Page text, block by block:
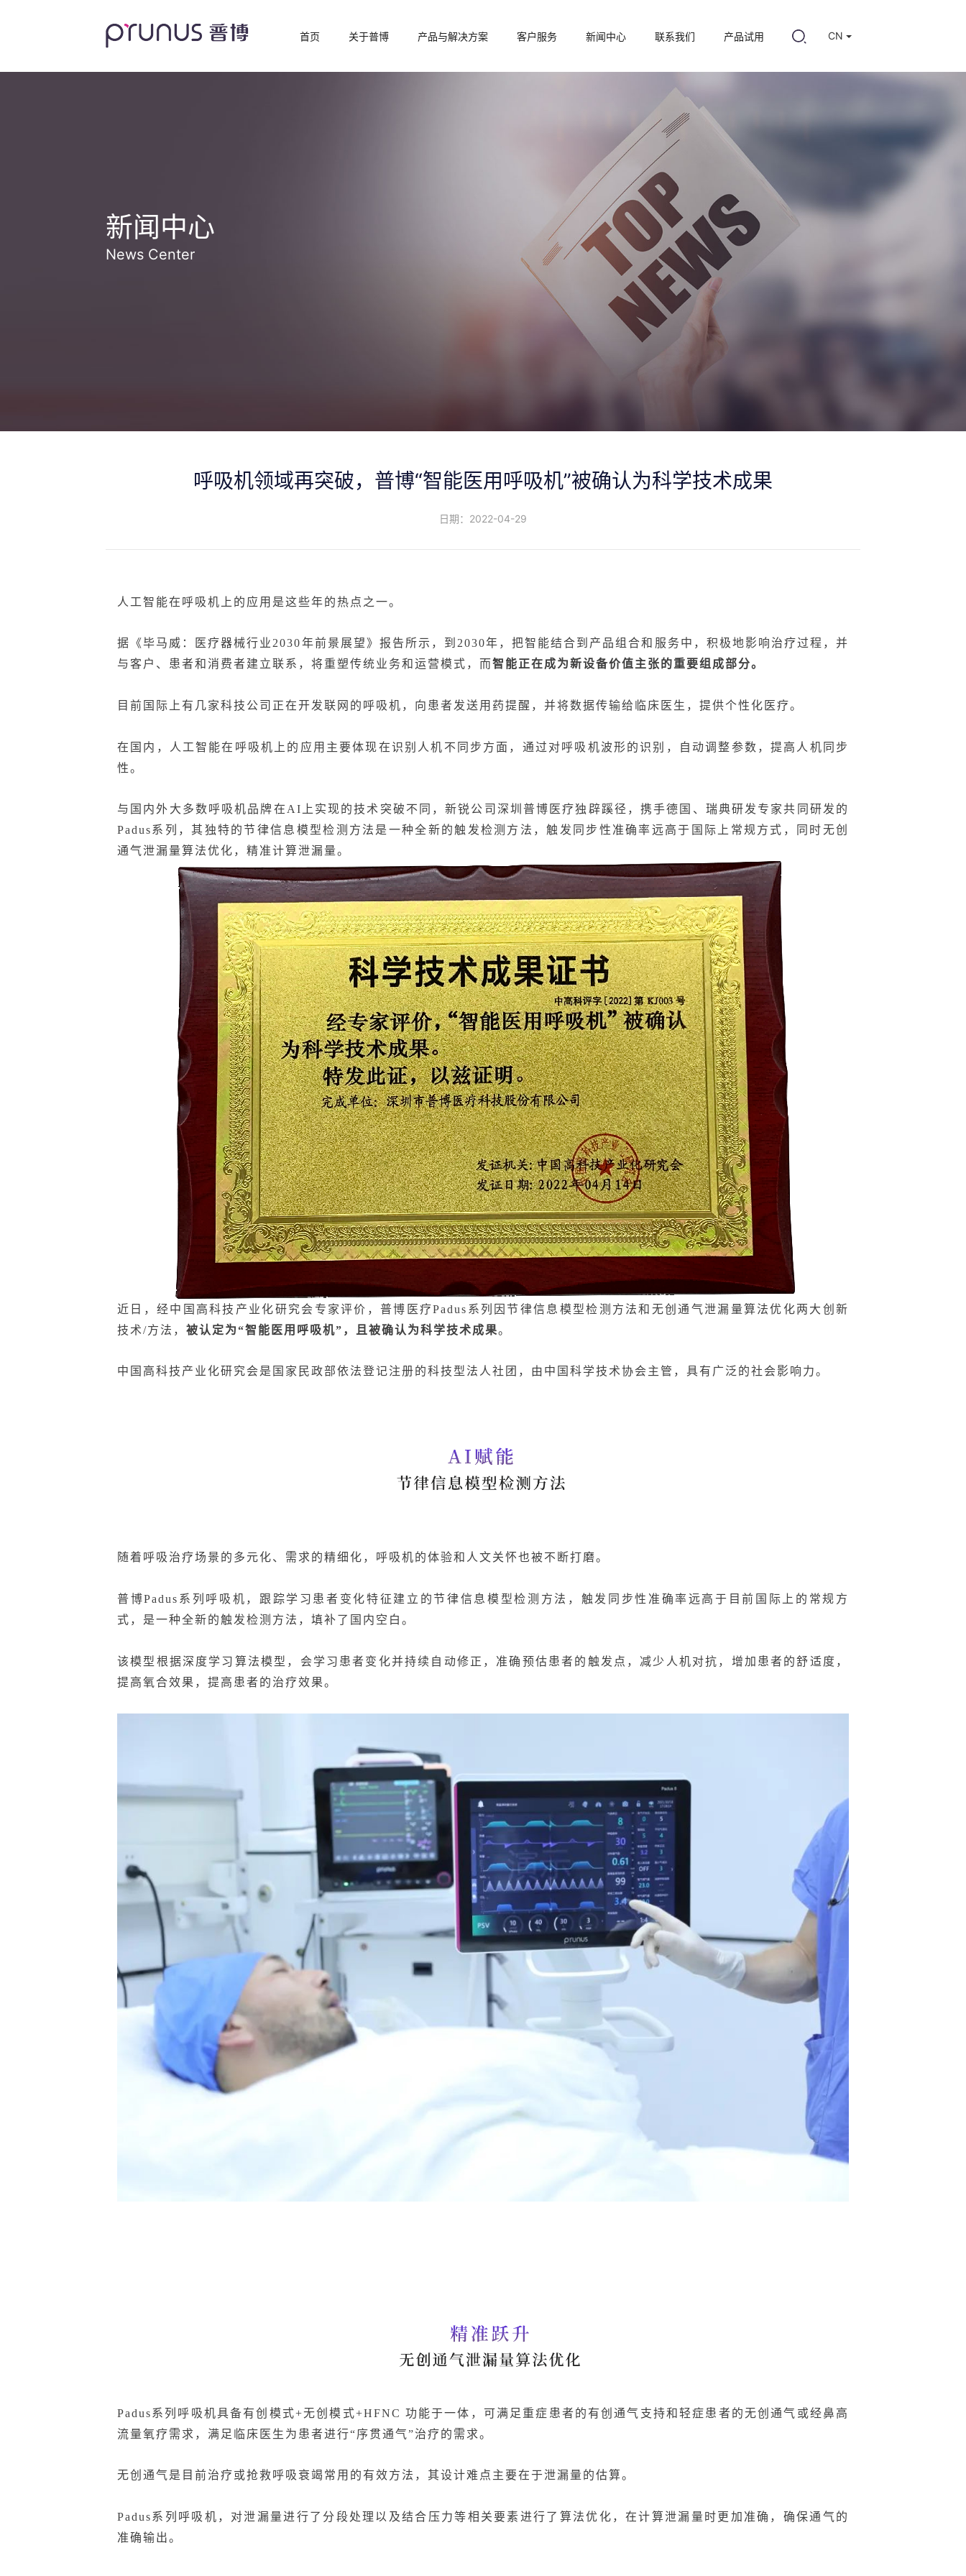
首页 关于普博 产品与解决方案 客户服务 新闻中心 联系我们 产品试用 CN
新闻中心
News Center
呼吸机领域再突破，普博“智能医用呼吸机”被确认为科学技术成果
日期：2022-04-29
人工智能在呼吸机上的应用是这些年的热点之一。
据《毕马威： 医疗器械行业 2030年前景展望 》 报告所示，到 2030年，把智能结合到产品组合和服务中，积极地影响治疗过程，并
与客户、患者和消费者建立联系 ， 将重塑传统业务和运营模式，而智能正在成为新设备价值主张的重要组成部分。
目前国际上有几家科技公司正在开发联网的呼吸机，向患者发送用药提醒，并将数据传输给临床医生，提供个性化医疗。
在国内，人工智能在呼吸机上的应用主要体现在识别人机不同步方面，通过对呼吸机波形的识别，自动调整参数，提高人机同步
性。
与国内外大多数呼吸机品牌在AI上实现的技术突破不同，新锐公司深圳普博医疗独辟蹊径，携手德国、瑞典研发专家共同研发的
Padus系列，其独特的节律信息模型检测方法是一种全新的触发检测方法，触发同步性准确率远高于国际上常规方式，同时无创
通气泄漏量算法优化，精准计算泄漏量。
近日，经中国高科技产业化研究会专家评价，普博医疗Padus系列因节律信息模型检测方法和无创通气泄漏量算法优化两大创新
技术/方法， 被认定为“智能医用呼吸机”，且被确认为科学技术成果。
中国高科技产业化研究会是国家民政部依法登记注册的科技型法人社团，由中国科学技术协会主管，具有广泛的社会影响力。
随着呼吸治疗场景的多元化、需求的精细化，呼吸机的体验和人文关怀也被不断打磨。
普博Padus系列呼吸机，跟踪学习患者变化特征建立的节律信息模型检测方法，触发同步性准确率远高于目前国际上的常规方
式，是一种全新的触发检测方法，填补了国内空白。
该模型根据深度学习算法模型，会学习患者变化并持续自动修正，准确预估患者的触发点，减少人机对抗，增加患者的舒适度，
提高氧合效果，提高患者的治疗效果。
Padus系列呼吸机具备有创模式+无创模式+HFNC 功能于一体，可满足重症患者的有创通气支持和轻症患者的无创通气或经鼻高
流量氧疗需求，满足临床医生为患者进行“序贯通气”治疗的需求。
无创通气是目前治疗或抢救呼吸衰竭常用的有效方法，其设计难点主要在于泄漏量的估算。
Padus系列呼吸机，对泄漏量进行了分段处理以及结合压力等相关要素进行了算法优化，在计算泄漏量时更加准确，确保通气的
准确输出。